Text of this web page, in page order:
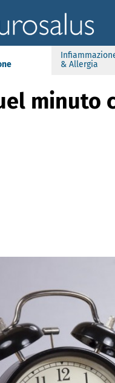
& Allergia
minuto